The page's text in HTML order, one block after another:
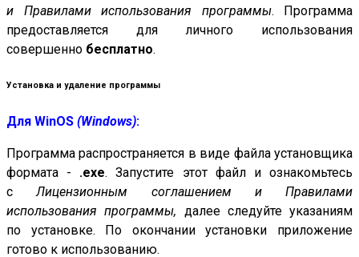
и Правилами использования программы. Программа
предоставляется для личного использования
совершенно бесплатно.
Установка и удаление программы
Для WinOS (Windows):
Программа распространяется в виде файла установщика
формата - .exe. Запустите этот файл и ознакомьтесь
сЛицензионным соглашением и Правилами
использования программы, далее следуйте указаниям
по установке. По окончании установки приложение
готово к использованию.